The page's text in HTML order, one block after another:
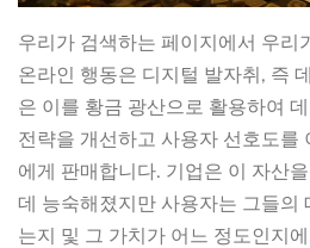
우리가 검색하는 페이지에서 우리
온라인 행동은 디지털 발자취, 즉
은 이를 황금 광산으로 활용하여
전략을 개선하고 사용자 선호도를
에게 판매합니다. 기업은 이 자산
데 능숙해졌지만 사용자는 그들의
는지 및 그 가치가 어느 정도인지